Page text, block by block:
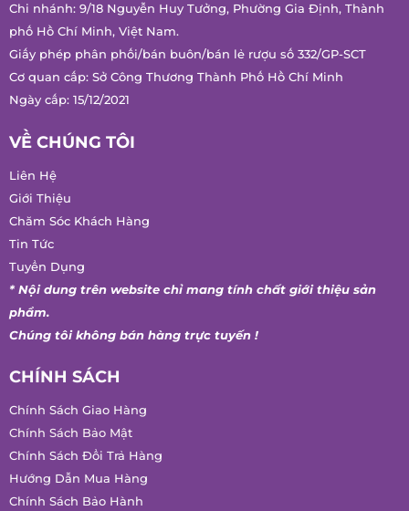
Chi nhánh: 9/18 Nguyễn Huy Tưởng, Phường Gia Định, Thành
phố Hồ Chí Minh, Việt Nam.
Giấy phép phân phối/bán buôn/bán lẻ rượu số 332/GP-SCT
Cơ quan cấp: Sở Công Thương Thành Phố Hồ Chí Minh
Ngày cấp: 15/12/2021
VỀ CHÚNG TÔI
Liên Hệ
Giới Thiệu
Chăm Sóc Khách Hàng
Tin Tức
Tuyển Dụng
* Nội dung trên website chỉ mang tính chất giới thiệu sản
phẩm.
Chúng tôi không bán hàng trực tuyến !
CHÍNH SÁCH
Chính Sách Giao Hàng
Chính Sách Bảo Mật
Chính Sách Đổi Trả Hàng
Hướng Dẫn Mua Hàng
Chính Sách Bảo Hành